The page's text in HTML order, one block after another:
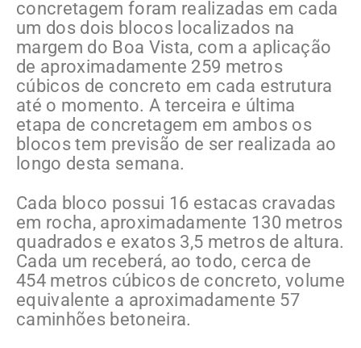
concretagem foram realizadas em cada
um dos dois blocos localizados na
margem do Boa Vista, com a aplicação
de aproximadamente 259 metros
cúbicos de concreto em cada estrutura
até o momento. A terceira e última
etapa de concretagem em ambos os
blocos tem previsão de ser realizada ao
longo desta semana.
Cada bloco possui 16 estacas cravadas
em rocha, aproximadamente 130 metros
quadrados e exatos 3,5 metros de altura.
Cada um receberá, ao todo, cerca de
454 metros cúbicos de concreto, volume
equivalente a aproximadamente 57
caminhões betoneira.